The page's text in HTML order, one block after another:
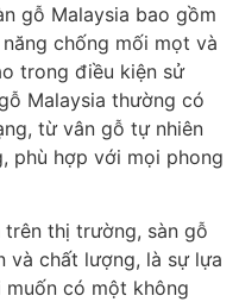
gỗ Malaysia bao gồm
chống mối mọt và
trong điều kiện sử
Malaysia thường có
từ vân gỗ tự nhiên
phù hợp với mọi phong
thị trường, sàn gỗ
và chất lượng, là sự lựa
có một không